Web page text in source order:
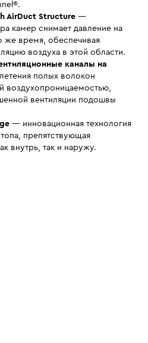
AirDuct Structure —
камер снимает давление на
же время, обеспечивая
воздуха в этой области.
каналы на
полых волокон
воздухопроницаемостью,
вентиляции подошвы
— инновационная технология
препятствующая
внутрь, так и наружу.